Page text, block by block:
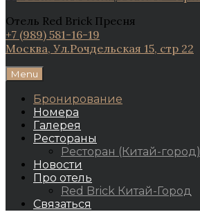
Отель Red Brick Пресня
+7 (989) 581-16-19
Москва, Ул.Рочдельская 15, стр 22
Menu
Бронирование
Номера
Галерея
Рестораны
Ресторан (Китай-город)
Новости
Про отель
Red Brick Китай-Город
Связаться